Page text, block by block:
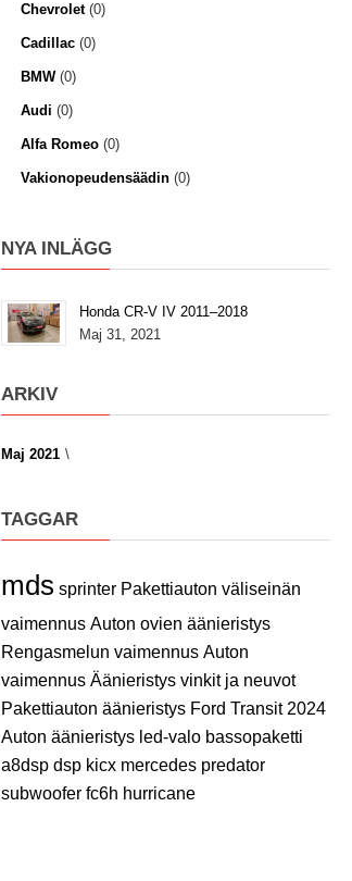
Chevrolet(0)
Cadillac(0)
BMW(0)
Audi (0)
Alfa Romeo(0)
Vakionopeudensäädin(0)
NYA INLÄGG
Honda CR-V IV 2011–2018
Maj 31, 2021
ARKIV
Maj 2021
TAGGAR
mds sprinter Pakettiauton väliseinän
vaimennus Auton ovien äänieristys
Rengasmelun vaimennus Auton
vaimennus Äänieristys vinkit ja neuvot
Pakettiauton äänieristys Ford Transit 2024
Auton äänieristys led-valo bassopaketti
a8dsp dsp kicx mercedes predator
subwoofer fc6h hurricane